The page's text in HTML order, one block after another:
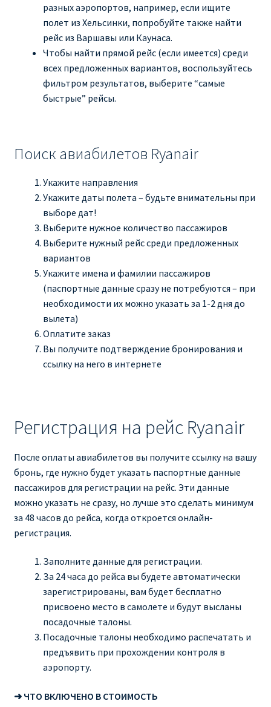
разных аэропортов, например, если ищите
полет из Хельсинки, попробуйте также найти
рейс из Варшавы или Каунаса.
Чтобы найти прямой рейс (если имеется) среди
всех предложенных вариантов, воспользуйтесь
фильтром результатов, выберите “самые
быстрые” рейсы.
Поиск авиабилетов Ryanair
Укажите направления
Укажите даты полета – будьте внимательны при
выборе дат!
Выберите нужное количество пассажиров
Выберите нужный рейс среди предложенных
вариантов
Укажите имена и фамилии пассажиров
(паспортные данные сразу не потребуются – при
необходимости их можно указать за 1-2 дня до
вылета)
Оплатите заказ
Вы получите подтверждение бронирования и
ссылку на него в интернете
Регистрация на рейс Ryanair
После оплаты авиабилетов вы получите ссылку на вашу
бронь, где нужно будет указать паспортные данные
пассажиров для регистрации на рейс. Эти данные
можно указать не сразу, но лучше это сделать минимум
за 48 часов до рейса, когда откроется онлайн-
регистрация.
Заполните данные для регистрации.
За 24 часа до рейса вы будете автоматически
зарегистрированы, вам будет бесплатно
присвоено место в самолете и будут высланы
посадочные талоны.
Посадочные талоны необходимо распечатать и
предъявить при прохождении контроля в
аэропорту.
➜ ЧТО ВКЛЮЧЕНО В СТОИМОСТЬ